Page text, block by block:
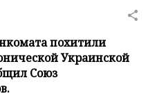
похитили
Украинской
Союз